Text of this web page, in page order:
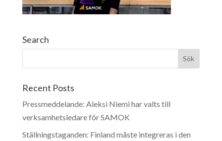
Search
Recent Posts
Pressmeddelande: Aleksi Niemi har valts till
verksamhetsledare för SAMOK
Ställningstaganden: Finland måste integreras i den